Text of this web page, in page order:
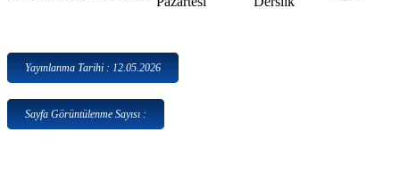
Yayınlanma Tarihi : 12.05.2026
Sayfa Görüntülenme Sayısı :